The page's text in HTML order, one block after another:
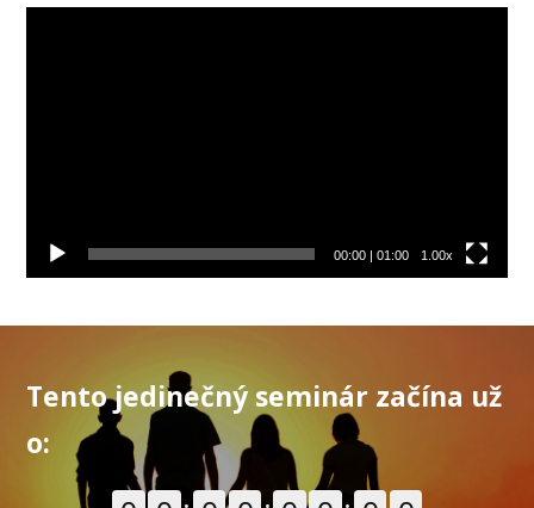
00:00| 01:00 1.00x
Tento jedinečný seminár začína už
o: